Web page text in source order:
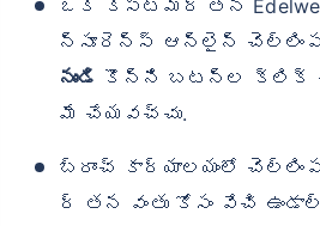
ఒక కస్టమర్ తన
న్సూరెన్స్ ఆన్‌లైన్
నుండి కొన్ని బటన్‌ల క్లిక్
మే చేయవచ్చు.
బ్రాంచ్ కార్యాలయంలో
ర్ తన వంతు కోసం వేచి